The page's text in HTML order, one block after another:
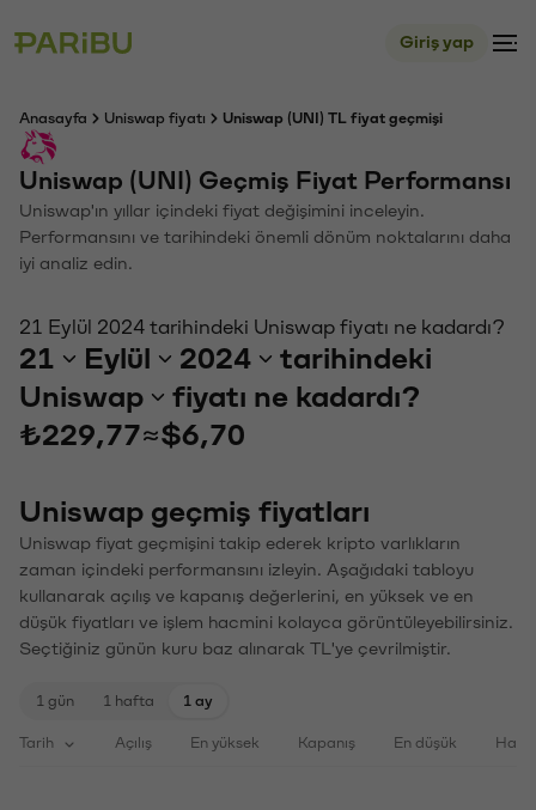
Giriş yap
Anasayfa Uniswap fiyatı Uniswap (UNI) TL fiyat geçmişi
Uniswap (UNI) Geçmiş Fiyat Performansı
Uniswap'ın yıllar içindeki fiyat değişimini inceleyin.
Performansını ve tarihindeki önemli dönüm noktalarını daha
iyi analiz edin.
21 Eylül 2024 tarihindeki Uniswap fiyatı ne kadardı?
21 Eylül 2024
tarihindeki
Uniswap
fiyatı ne kadardı?
₺229,77≈$6,70
Uniswap geçmiş fiyatları
Uniswap fiyat geçmişini takip ederek kripto varlıkların
zaman içindeki performansını izleyin. Aşağıdaki tabloyu
kullanarak açılış ve kapanış değerlerini, en yüksek ve en
düşük fiyatları ve işlem hacmini kolayca görüntüleyebilirsiniz.
Seçtiğiniz günün kuru baz alınarak TL'ye çevrilmiştir.
1 gün 1 hafta 1 ay
Tarih Açılış En yüksek Kapanış En düşük